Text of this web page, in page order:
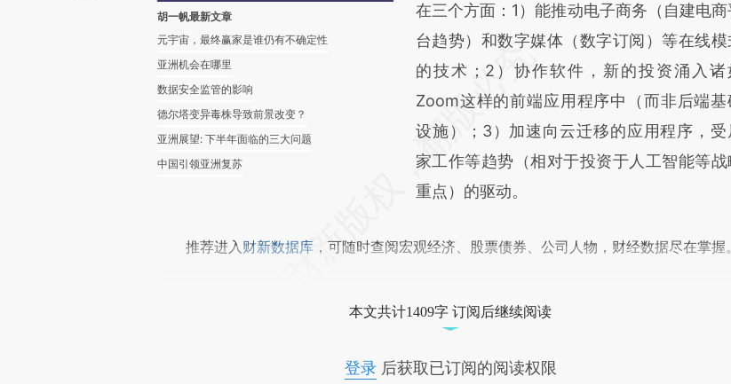
胡一帆最新文章
元宇宙，最终赢家是谁仍有不确定性
亚洲机会在哪里
数据安全监管的影响
德尔塔变异毒株导致前景改变？
亚洲展望: 下半年面临的三大问题
中国引领亚洲复苏
在三个方面：1）能推动电子商务（自建电商
台趋势）和数字媒体（数字订阅）等在线模
的技术；2）协作软件，新的投资涌入诸
Zoom这样的前端应用程序中（而非后端基
设施）；3）加速向云迁移的应用程序，受
家工作等趋势（相对于投资于人工智能等战
重点）的驱动。
推荐进入 财新数据库 ，可随时查阅宏观经济、股票债券、公司人物，财经数据尽在掌握。
本文共计1409字 订阅后继续阅读
登录后获取已订阅的阅读权限